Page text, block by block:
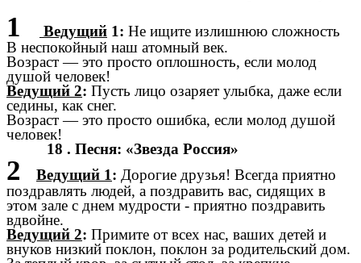
1 Ведущий 1: Не ищите излишнюю сложность
В неспокойный наш атомный век.
Возраст — это просто оплошность, если молод
душой человек!
Ведущий 2: Пусть лицо озаряет улыбка, даже если
седины, как снег.
Возраст — это просто ошибка, если молод душой
человек!
18 . Песня: «Звезда Россия»
2 Ведущий 1: Дорогие друзья! Всегда приятно
поздравлять людей, а поздравить вас, сидящих в
этом зале с днем мудрости - приятно поздравить
вдвойне.
Ведущий 2: Примите от всех нас, ваших детей и
внуков низкий поклон, поклон за родительский дом.